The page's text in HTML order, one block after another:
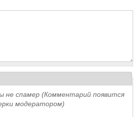
не спамер (Комментарий появится
модератором)